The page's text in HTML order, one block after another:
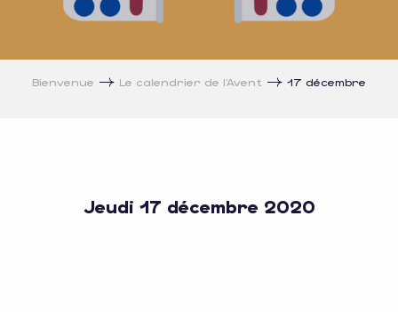
Bienvenue Le calendrier de l’Avent 17 décembre
Jeudi 17 décembre 2020